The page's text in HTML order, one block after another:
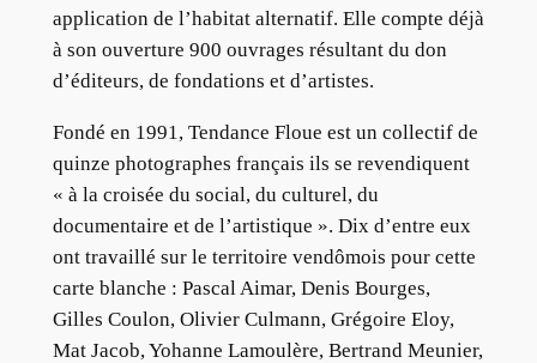
application de l’habitat alternatif. Elle compte déjà
à son ouverture 900 ouvrages résultant du don
d’éditeurs, de fondations et d’artistes.
Fondé en 1991, Tendance Floue est un collectif de
quinze photographes français ils se revendiquent
« à la croisée du social, du culturel, du
documentaire et de l’artistique ». Dix d’entre eux
ont travaillé sur le territoire vendômois pour cette
carte blanche : Pascal Aimar, Denis Bourges,
Gilles Coulon, Olivier Culmann, Grégoire Eloy,
Mat Jacob, Yohanne Lamoulère, Bertrand Meunier,